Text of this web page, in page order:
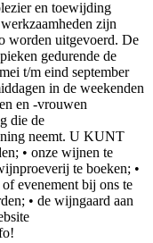
en toewijding
zijn
worden uitgevoerd. De
gedurende de
t/m eind september
in de weekenden
en -vrouwen
die de
neemt. U KUNT
• onze wijnen te
te boeken; •
evenement bij ons te
• de wijngaard aan